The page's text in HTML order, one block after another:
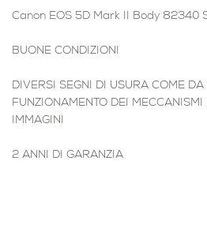
Canon EOS 5D Mark II Body 82340
BUONE CONDIZIONI
DIVERSI SEGNI DI USURA COME
FUNZIONAMENTO DEI
IMMAGINI
2 ANNI DI GARANZIA